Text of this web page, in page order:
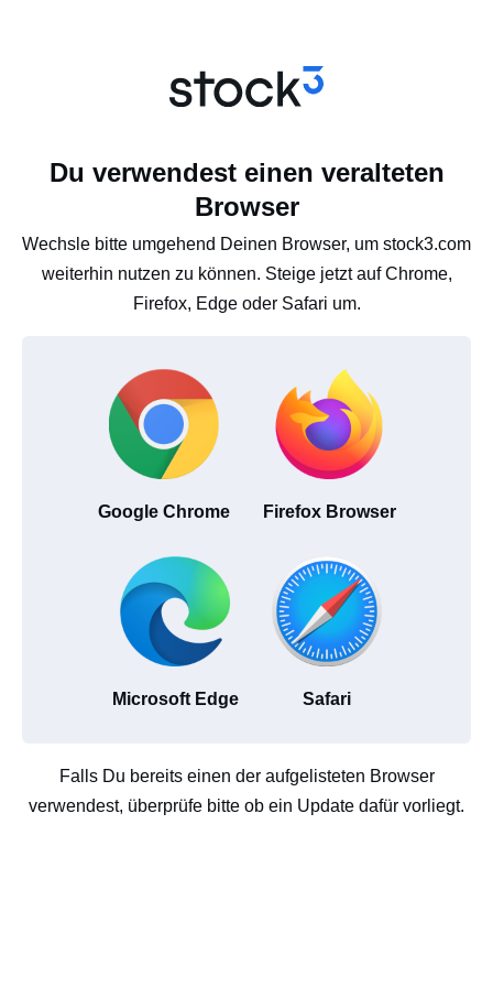
Du verwendest einen veralteten
Browser
Wechsle bitte umgehend Deinen Browser, um stock3.com
weiterhin nutzen zu können. Steige jetzt auf Chrome,
Firefox, Edge oder Safari um.
Google Chrome Firefox Browser
Microsoft Edge Safari
Falls Du bereits einen der aufgelisteten Browser
verwendest, überprüfe bitte ob ein Update dafür vorliegt.